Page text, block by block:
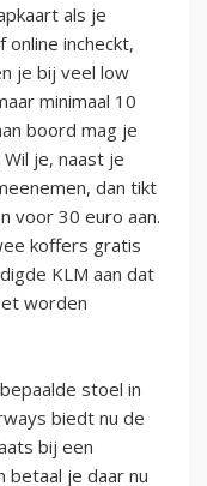
als je
online incheckt,
je bij veel low
minimaal 10
boord mag je
je, naast je
dan tikt
voor 30 euro aan.
koffers gratis
KLM aan dat
worden
stoel in
biedt nu de
bij een
betaal je daar nu